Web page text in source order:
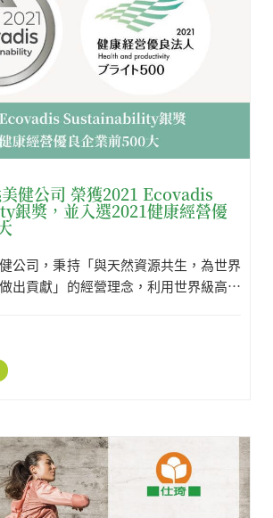
健公司 榮獲2021 Ecovadis
獎，並入選2021健康經營優
公司，秉持「與天然資源共生，為世界
出貢獻」的經營理念，利用世界級高品